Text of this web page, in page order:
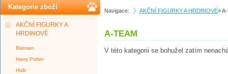
Kategorie zboží
AKČNÍ FIGURKY A
HRDINOVÉ
Batman
Harry Potter
Hulk
Navigace: AKČNÍ FIGURKY A HRDINOVÉ»
A-TEAM
V této kategorii se bohužel zatím